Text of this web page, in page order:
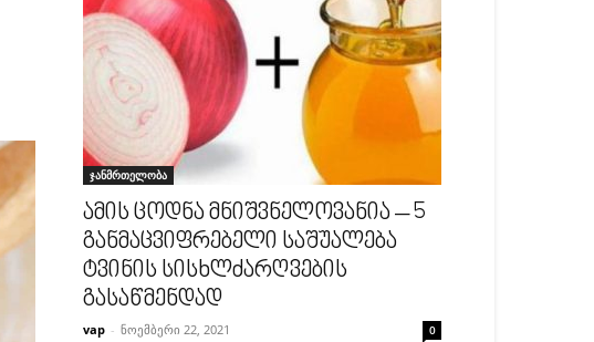
ჯანმრთელობა
ამის ცოდნა მნიშვნელოვანია – 5
განმაცვიფრებელი საშუალება
ტვინის სისხლძარღვების
გასაწმენდად
vap - ნოემბერი 22, 2021 0